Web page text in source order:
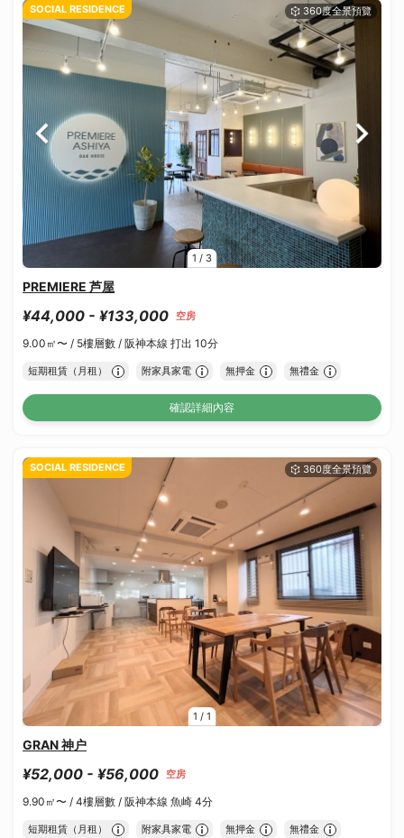
1 / 3
SOCIAL RESIDENCE
PREMIERE 芦屋
¥44,000 - ¥133,000 空房
9.00㎡〜 / 5樓層數 / 阪神本線 打出 10分
短期租賃（月租） 附家具家電 無押金 無禮金
確認詳細內容
1 / 1
SOCIAL RESIDENCE
GRAN 神户
¥52,000 - ¥56,000 空房
9.90㎡〜 / 4樓層數 / 阪神本線 魚崎 4分
短期租賃（月租） 附家具家電 無押金 無禮金